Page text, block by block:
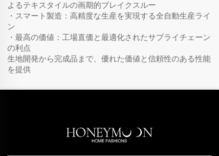
よるテキスタイルの画期的ブレイクスルー
・スマート製造：高精度な生産を実現する全自動生産ライ
ン
・最高の価値：工場直価と最適化されたサプライチェーン
の利点
生地開発から完成品まで、優れた価値と信頼性のある性能
を提供